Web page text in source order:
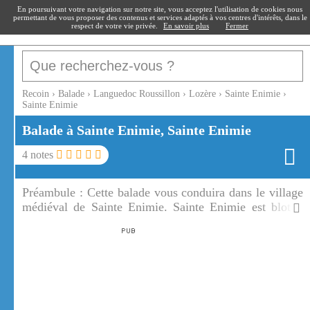
recoin.fr
Recoin › Balade › Languedoc Roussillon › Lozère › Sainte Enimie ›
Sainte Enimie
Balade à Sainte Enimie, Sainte Enimie
4 notes
Préambule : Cette balade vous conduira dans le village
médiéval de Sainte Enimie. Sainte Enimie est blottie
spectaculaires Gorges du Tarn.
En poursuivant votre navigation sur notre site, vous acceptez l'utilisation de cookies nous
permettant de vous proposer des contenus et services adaptés à vos centres d'intérêts, dans le
respect de votre vie privée.
En savoir plus Fermer